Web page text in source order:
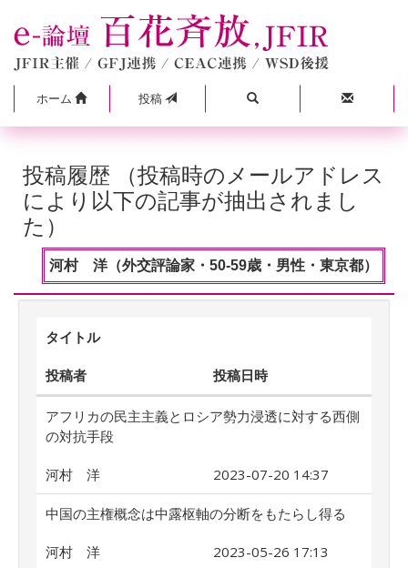
ホーム 投稿
投稿履歴 （投稿時のメールアドレス
により以下の記事が抽出されまし
た）
河村 洋（外交評論家・50-59歳・男性・東京都）
タイトル
投稿者 投稿日時
アフリカの民主主義とロシア勢力浸透に対する西側
の対抗手段
河村 洋 2023-07-20 14:37
中国の主権概念は中露枢軸の分断をもたらし得る
河村 洋 2023-05-26 17:13